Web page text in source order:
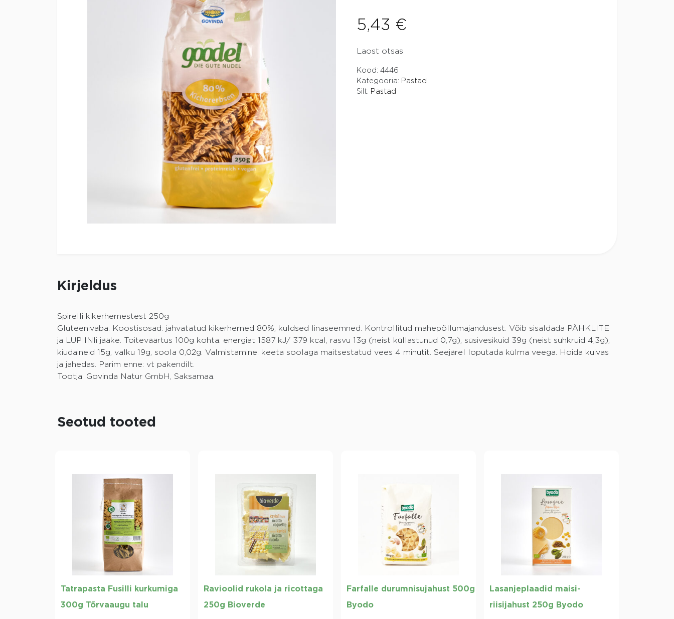
5,43 €
Laost otsas
Kood:4446
Kategooria: Pastad
Silt: Pastad
Kirjeldus
Spirelli kikerhernestest 250g
Gluteenivaba. Koostisosad: jahvatatud kikerherned 80%, kuldsed linaseemned. Kontrollitud mahepõllumajandusest. Võib sisaldada PÄHKLITE
ja LUPIINIi jääke. Toiteväärtus 100g kohta: energiat 1587 kJ/ 379 kcal, rasvu 13g (neist küllastunud 0,7g), süsivesikuid 39g (neist suhkruid 4,3g),
kiudaineid 15g, valku 19g, soola 0,02g. Valmistamine: keeta soolaga maitsestatud vees 4 minutit. Seejärel loputada külma veega. Hoida kuivas
ja jahedas. Parim enne: vt pakendilt.
Tootja: Govinda Natur GmbH, Saksamaa.
Seotud tooted
Tatrapasta Fusilli kurkumiga
300g Tõrvaaugu talu
Ravioolid rukola ja ricottaga
250g Bioverde
Farfalle durumnisujahust 500g
Byodo
Lasanjeplaadid maisi-
riisijahust 250g Byodo